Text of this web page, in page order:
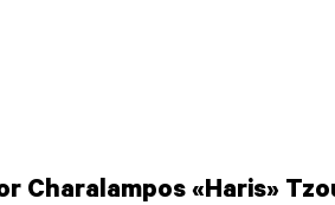
Charalampos «Haris»